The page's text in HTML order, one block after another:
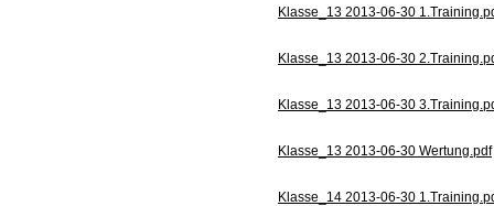
Klasse_13 2013-06-30
Klasse_13 2013-06-30
Klasse_13 2013-06-30
Klasse_13 2013-06-30 Wertung.pdf
Klasse_14 2013-06-30